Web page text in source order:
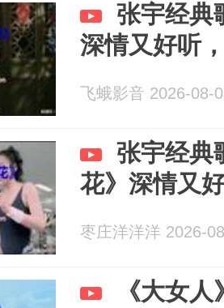
张宇经典
深情又好听
飞蛾影音 2026-08-
张宇经典
花》深情又
枣庄洋洋洋 2026-
《大女